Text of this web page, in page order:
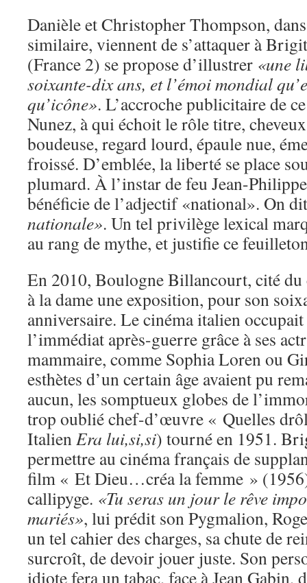
Danièle et Christopher Thompson,
similaire, viennent de s’attaquer à
(France 2) se propose d’illustrer «une
soixante-dix ans, et l’émoi mondial
qu’icône». L’accroche publicitaire de
Nunez, à qui échoit le rôle titre,
boudeuse, regard lourd, épaule nue,
froissé. D’emblée, la liberté se place
plumard. À l’instar de feu Jean-
bénéficie de l’adjectif «national». On
nationale». Un tel privilège lexical
au rang de mythe, et justifie ce
En 2010, Boulogne Billancourt, cité du
à la dame une exposition, pour son
anniversaire. Le cinéma italien
l’immédiat après-guerre grâce à ses
mammaire, comme Sophia Loren ou
esthètes d’un certain âge avaient pu
aucun, les somptueux globes de
trop oublié chef-d’œuvre « Quelles
ItalienEra lui,si,si) tourné en 1951.
permettre au cinéma français de
film « Et Dieu…créa la femme »
callipyge. «Tu seras un jour le rêve
mariés», lui prédit son Pygmalion,
un tel cahier des charges, sa chute de
surcroît, de devoir jouer juste. Son
idiote fera un tabac, face à Jean Gabin,